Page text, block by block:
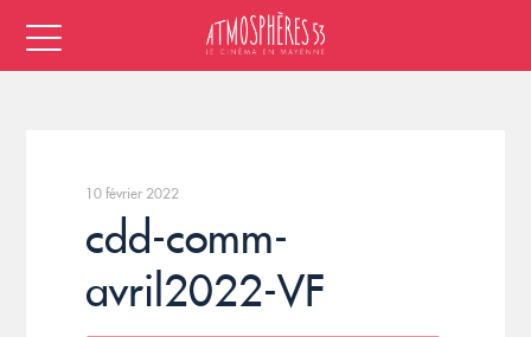
10 février 2022
cdd-comm-
avril2022-VF